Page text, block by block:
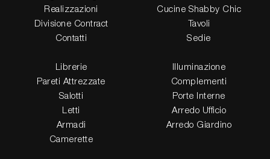
Realizzazioni
Divisione Contract
Contatti
Cucine Shabby Chic
Tavoli
Sedie
Librerie
Pareti Attrezzate
Salotti
Letti
Armadi
Camerette
Illuminazione
Complementi
Porte Interne
Arredo Ufficio
Arredo Giardino